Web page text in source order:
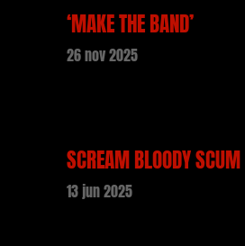
‘MAKE THE BAND’
26 nov 2025
SCREAM BLOODY
13 jun 2025